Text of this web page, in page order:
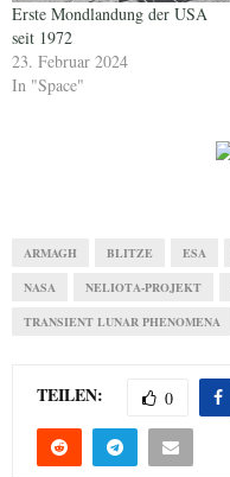
Erste Mondlandung der USA
seit 1972
23. Februar 2024
In "Space"
ARMAGH BLITZE ESA
NASA NELIOTA-PROJEKT
TRANSIENT LUNAR PHENOMENA
TEILEN: 0